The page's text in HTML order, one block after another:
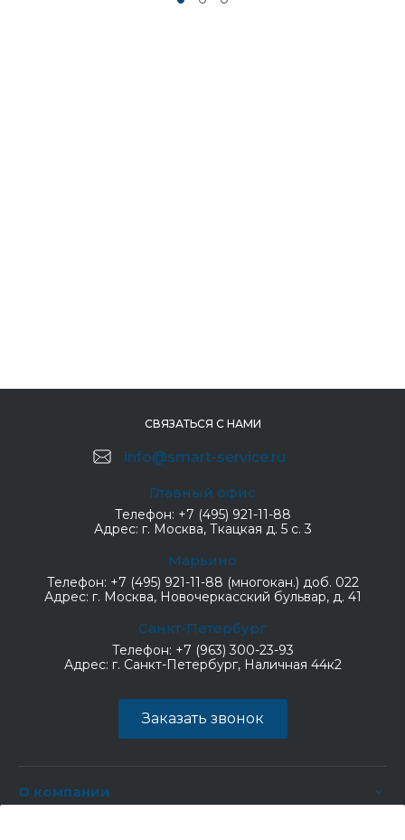
СВЯЗАТЬСЯ С НАМИ
info@smart-service.ru
Главный офис
Телефон: +7 (495) 921-11-88
Адрес: г. Москва, Ткацкая д. 5 с. 3
Марьино
Телефон: +7 (495) 921-11-88 (многокан.) доб. 022
Адрес: г. Москва, Новочеркасский бульвар, д. 41
Санкт-Петербург
Телефон: +7 (963) 300-23-93
Адрес: г. Санкт-Петербург, Наличная 44к2
Заказать звонок
О компании